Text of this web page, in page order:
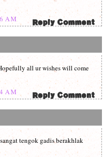
AM
all ur wishes will come
AM
tengok gadis berakhlak